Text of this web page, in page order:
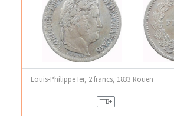
Louis-Philippe Ier, 2 francs, 1833 Rouen
TTB+